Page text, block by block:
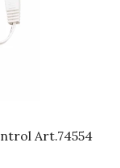
Art.74554